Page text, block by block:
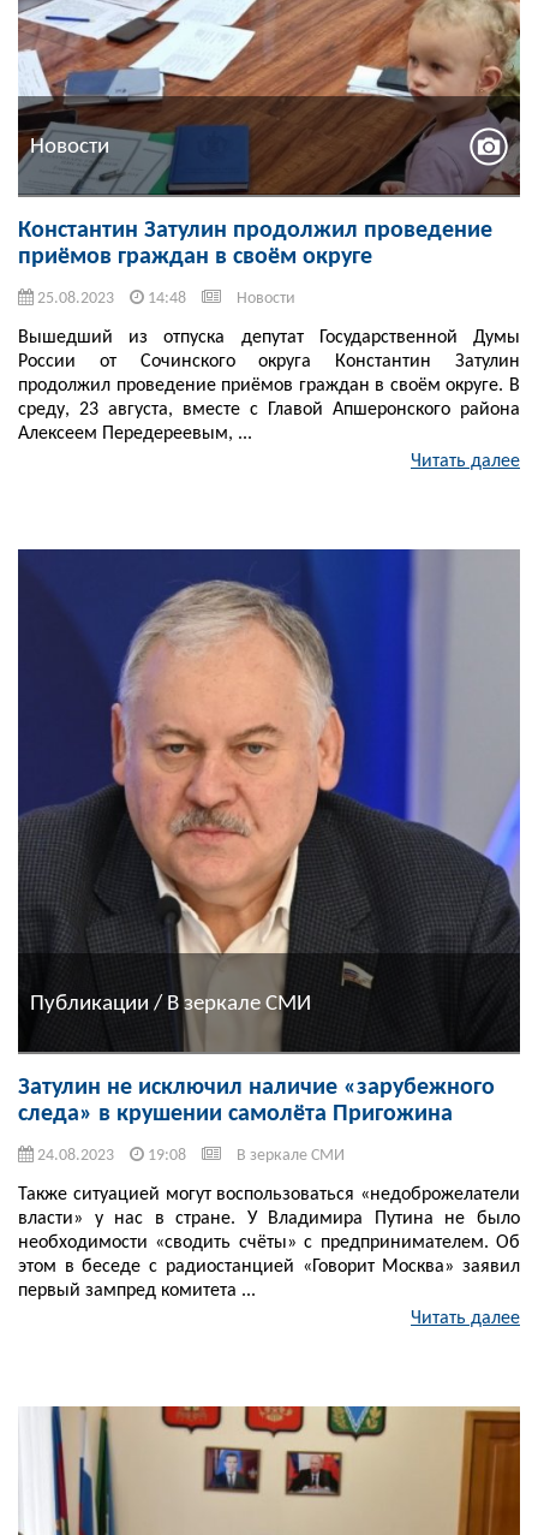
Новости
Константин Затулин продолжил проведение
приёмов граждан в своём округе
25.08.2023 14:48 Новости
Вышедший из отпуска депутат Государственной Думы
России от Сочинского округа Константин Затулин
продолжил проведение приёмов граждан в своём округе. В
среду, 23 августа, вместе с Главой Апшеронского района
Алексеем Передереевым, ...
Читать далее
Публикации / В зеркале СМИ
Затулин не исключил наличие «зарубежного
следа» в крушении самолёта Пригожина
24.08.2023 19:08 В зеркале СМИ
Также ситуацией могут воспользоваться «недоброжелатели
власти» у нас в стране. У Владимира Путина не было
необходимости «сводить счёты» с предпринимателем. Об
этом в беседе с радиостанцией «Говорит Москва» заявил
первый зампред комитета ...
Читать далее